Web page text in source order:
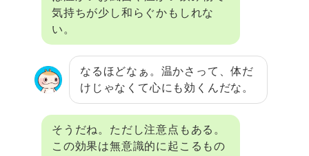
気持ちが少し和らぐかもしれな
い。
なるほどなぁ。温かさって、体だ
けじゃなくて心にも効くんだな。
そうだね。ただし注意点もある。
この効果は無意識的に起こるもの